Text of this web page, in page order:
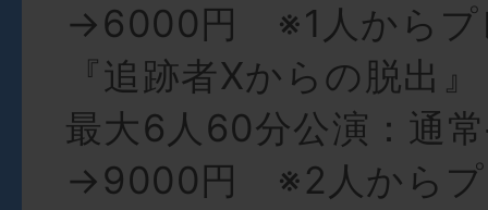
→6000円 ※1人からプ
『追跡者Xからの脱出』
最大6人60分公演：通常
→9000円 ※2人からプ